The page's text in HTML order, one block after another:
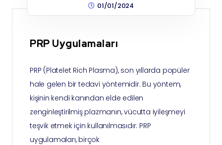
01/01/2024
PRP Uygulamaları
PRP (Platelet Rich Plasma), son yıllarda popüler
hale gelen bir tedavi yöntemidir. Bu yöntem,
kişinin kendi kanından elde edilen
zenginleştirilmiş plazmanın, vücutta iyileşmeyi
teşvik etmek için kullanılmasıdır. PRP
uygulamaları, birçok